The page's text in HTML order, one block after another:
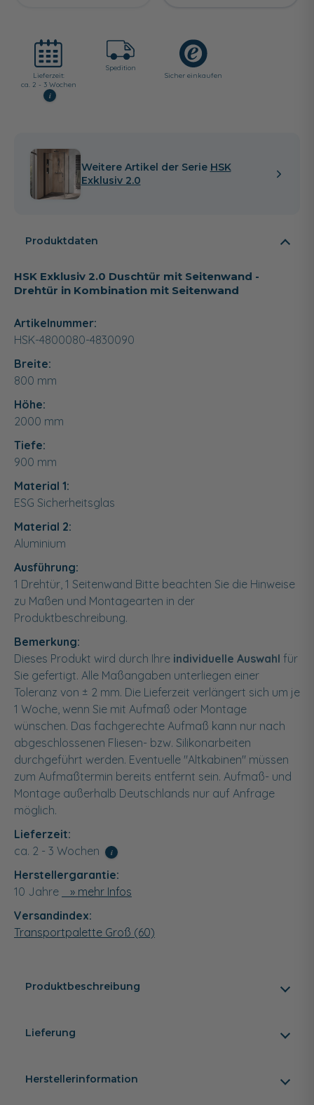
Lieferzeit:
ca. 2 - 3 Wochen
i
Spedition
Sicher einkaufen
Weitere Artikel der Serie HSK
Exklusiv 2.0
Produktdaten
HSK Exklusiv 2.0 Duschtür mit Seitenwand -
Drehtür in Kombination mit Seitenwand
Artikelnummer:
HSK-4800080-4830090
Breite:
800 mm
Höhe:
2000 mm
Tiefe:
900 mm
Material 1:
ESG Sicherheitsglas
Material 2:
Aluminium
Ausführung:
1 Drehtür, 1 Seitenwand Bitte beachten Sie die Hinweise
zu Maßen und Montagearten in der
Produktbeschreibung.
Bemerkung:
Dieses Produkt wird durch Ihre individuelle Auswahl für
Sie gefertigt. Alle Maßangaben unterliegen einer
Toleranz von ± 2 mm. Die Lieferzeit verlängert sich um je
1 Woche, wenn Sie mit Aufmaß oder Montage
wünschen. Das fachgerechte Aufmaß kann nur nach
abgeschlossenen Fliesen- bzw. Silikonarbeiten
durchgeführt werden. Eventuelle "Altkabinen" müssen
zum Aufmaßtermin bereits entfernt sein. Aufmaß- und
Montage außerhalb Deutschlands nur auf Anfrage
möglich.
Lieferzeit:
ca. 2 - 3 Wochen
i
Herstellergarantie:
10 Jahre
» mehr Infos
Versandindex:
Transportpalette Groß (60)
Produktbeschreibung
Lieferung
Herstellerinformation